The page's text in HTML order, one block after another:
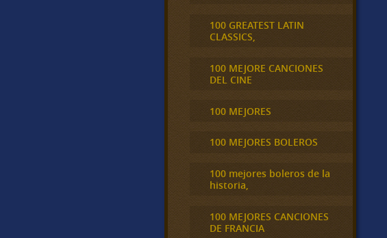
100 GREATEST LATIN
CLASSICS,
100 MEJORE CANCIONES
DEL CINE
100 MEJORES
100 MEJORES BOLEROS
100 mejores boleros de la
historia,
100 MEJORES CANCIONES
DE FRANCIA